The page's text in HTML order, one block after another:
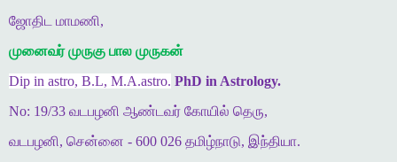
ஜோதிட மாமணி,
முனைவர் முருகு பால முருகன்
Dip in astro, B.L, M.A.astro. PhD in Astrology.
No: 19/33 வடபழனி ஆண்டவர் கோயில் தெரு,
வடபழனி, சென்னை - 600 026 தமிழ்நாடு, இந்தியா.